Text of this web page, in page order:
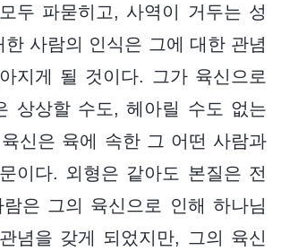
두 파묻히고, 사역이 거두는 성
사람의 인식은 그에 대한 관념
지게 될 것이다. 그가 육신으로
상상할 수도, 헤아릴 수도 없는
신은 육에 속한 그 어떤 사람과
이다. 외형은 같아도 본질은 전
은 그의 육신으로 인해 하나님
념을 갖게 되었지만, 그의 육신